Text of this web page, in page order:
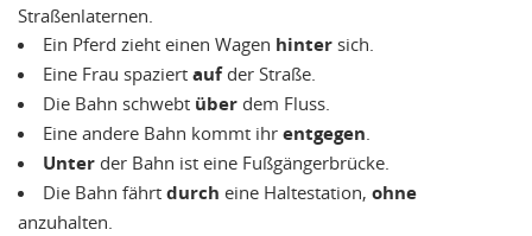
Straßenlaternen.
Ein Pferd zieht einen Wagen hinter sich.
Eine Frau spaziert aufder Straße.
Die Bahn schwebt über dem Fluss.
Eine andere Bahn kommt ihr entgegen
Unter der Bahn ist eine Fußgängerbrücke.
Die Bahn fährt durch eine Haltestation, ohne
anzuhalten.